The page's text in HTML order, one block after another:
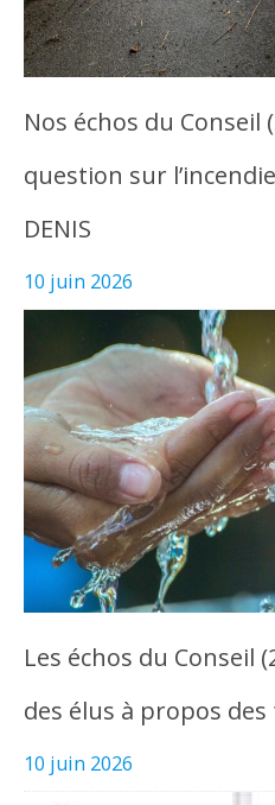
Nos échos du Conseil
question sur
DENIS
10 juin 2026
Les échos du Conseil
des élus à propos
10 juin 2026